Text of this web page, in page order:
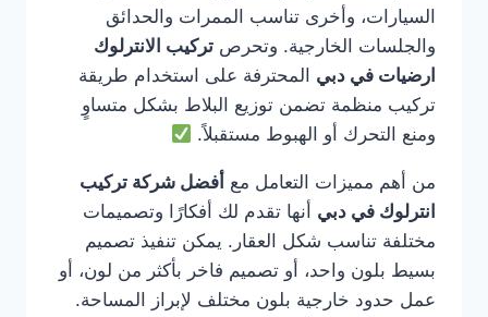
السيارات، وأخرى تناسب الممرات والحدائق
والجلسات الخارجية. وتحرص تركيب الانترلوك
ارضيات في دبي المحترفة على استخدام طريقة
تركيب منظمة تضمن توزيع البلاط بشكل متساوٍ
ومنع التحرك أو الهبوط مستقبلاً.
من أهم مميزات التعامل مع أفضل شركة تركيب
انترلوك في دبي أنها تقدم لك أفكارًا وتصميمات
مختلفة تناسب شكل العقار. يمكن تنفيذ تصميم
بسيط بلون واحد، أو تصميم فاخر بأكثر من لون، أو
عمل حدود خارجية بلون مختلف لإبراز المساحة.